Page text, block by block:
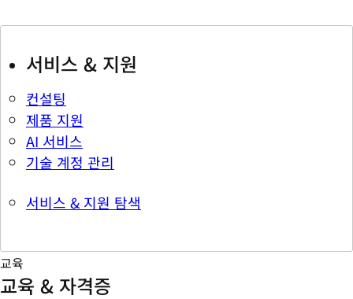
서비스 & 지원
컨설팅
제품 지원
AI 서비스
기술 계정 관리
서비스 & 지원 탐색
교육
교육 & 자격증